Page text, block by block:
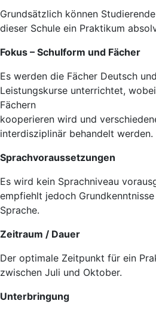
Grundsätzlich können
dieser Schule ein Praktikum
Fokus – Schulform und Fächer
Es werden die Fächer Deutsch
Leistungskurse unterrichtet,
Fächern
kooperieren wird und
interdisziplinär behandelt werden.
Sprachvoraussetzungen
Es wird kein Sprachniveau
empfiehlt jedoch
Sprache.
Zeitraum / Dauer
Der optimale Zeitpunkt für ein
zwischen Juli und Oktober.
Unterbringung